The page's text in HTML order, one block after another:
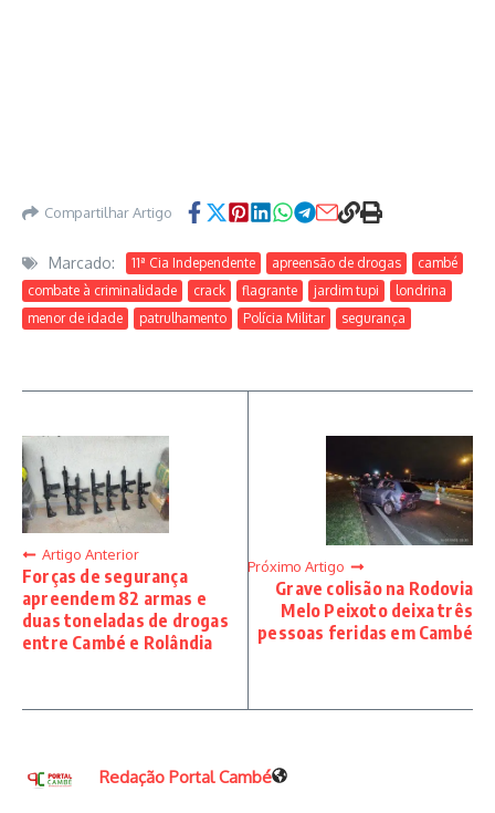
Compartilhar Artigo
Marcado: 11ª Cia Independente apreensão de drogas
cambé
combate à criminalidade
crack flagrante jardim tupi
londrina
menor de idade
patrulhamento Polícia Militar segurança
Artigo Anterior
Forças de segurança
apreendem 82 armas e
duas toneladas de drogas
entre Cambé e Rolândia
Próximo Artigo
Grave colisão na Rodovia
Melo Peixoto deixa três
pessoas feridas em Cambé
Redação Portal Cambé